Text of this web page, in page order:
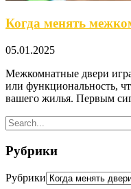
Когда менять
05.01.2025
Межкомнатные двери
или функциональность,
вашего жилья. Первым
Рубрики
Рубрики